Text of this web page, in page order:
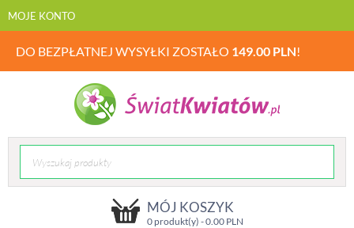
MOJE KONTO
DO BEZPŁATNEJ WYSYŁKI ZOSTAŁO 149.00 PLN!
MÓJ KOSZYK
0 produkt(y) -0.00PLN